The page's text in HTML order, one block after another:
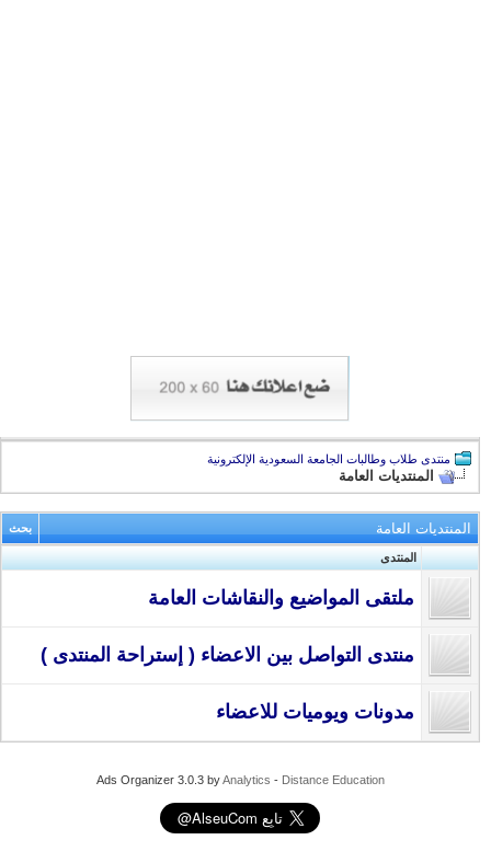
منتدى طلاب وطالبات الجامعة السعودية الإلكترونية
المنتديات العامة
المنتديات العامة بحث
المنتدى
ملتقى المواضيع والنقاشات العامة
منتدى التواصل بين الاعضاء ( إستراحة المنتدى )
مدونات ويوميات للاعضاء
Ads Organizer 3.0.3 byAnalytics -Distance Education